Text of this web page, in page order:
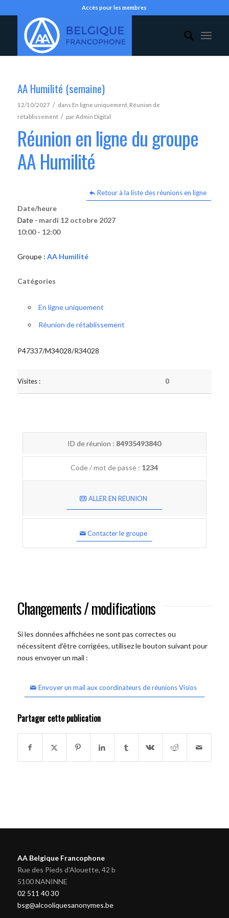
Accès pour les membres
AA Humilité (semaine)
12/10/2027 / dans En ligne uniquement, Réunion de
rétablissement / parAdmin Digital
Réunion en ligne du groupe
AA Humilité
Retour à la liste des réunions en ligne
Date/heure
Date - mardi 12 octobre 2027
10:00 - 12:00
Groupe : AA Humilité
Catégories
En ligne uniquement
Réunion de rétablissement
P47337/M34028/R34028
Visites : 0
ID de réunion : 84935493840
Code / mot de passe : 1234
ALLER EN REUNION
Contacter le groupe
Changements / modifications
Si les données affichées ne sont pas correctes ou
nécessitent d'être corrigées, utilisez le bouton suivant pour
nous envoyer un mail :
Envoyer un mail aux coordinateurs de réunions Visios
Partager cette publication
AA Belgique Francophone
Rue des Pieds d'Alouette, 42 b
5100 NANINNE
02 511 40 30
bsg@alcooliquesanonymes.be